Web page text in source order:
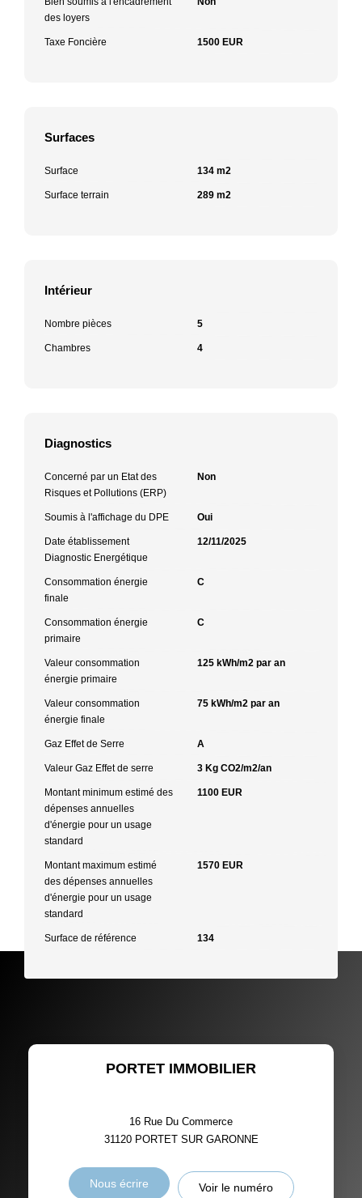
des loyers
Taxe Foncière 1500 EUR
Surfaces
Surface 134 m2
Surface terrain 289 m2
Intérieur
Nombre pièces 5
Chambres 4
Diagnostics
Concerné par un Etat des
Risques et Pollutions (ERP)
Non
Soumis à l'affichage du DPE Oui
Date établissement
Diagnostic Energétique
12/11/2025
Consommation énergie
finale
C
Consommation énergie
primaire
C
Valeur consommation
énergie primaire
125 kWh/m2 par an
Valeur consommation
énergie finale
75 kWh/m2 par an
Gaz Effet de Serre A
Valeur Gaz Effet de serre 3 Kg CO2/m2/an
Montant minimum estimé des
dépenses annuelles
d'énergie pour un usage
standard
1100 EUR
Montant maximum estimé
des dépenses annuelles
d'énergie pour un usage
standard
1570 EUR
Surface de référence 134
PORTET IMMOBILIER - Immobilière
16 Rue Du Commerce
31120 PORTET SUR GARONNE
Nous écrire Voir le numéro